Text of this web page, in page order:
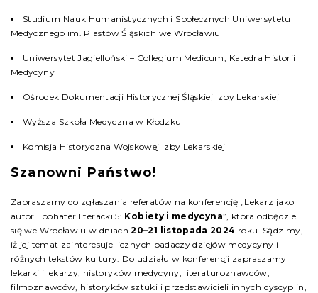
Studium Nauk Humanistycznych i Społecznych Uniwersytetu
Medycznego im. Piastów Śląskich we Wrocławiu
Uniwersytet Jagielloński – Collegium Medicum, Katedra Historii
Medycyny
Ośrodek Dokumentacji Historycznej Śląskiej Izby Lekarskiej
Wyższa Szkoła Medyczna w Kłodzku
Komisja Historyczna Wojskowej Izby Lekarskiej
Szanowni Państwo!
Zapraszamy do zgłaszania referatów na konferencję „Lekarz jako
autor i bohater literacki 5: Kobiety i medycyna”, która odbędzie
się we Wrocławiu w dniach20–21 listopada 2024 roku. Sądzimy,
iż jej temat zainteresuje licznych badaczy dziejów medycyny i
różnych tekstów kultury. Do udziału w konferencji zapraszamy
lekarki i lekarzy, historyków medycyny, literaturoznawców,
filmoznawców, historyków sztuki i przedstawicieli innych dyscyplin,